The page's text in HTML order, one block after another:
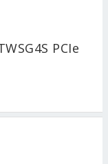
PCIe